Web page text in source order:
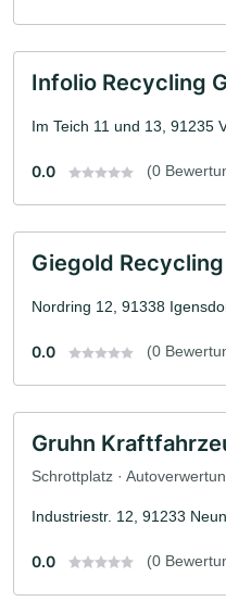
Infolio Recycling
Im Teich 11 und 13, 91235
0.0 (0
Giegold
Nordring 12, 91338
0.0 (0
Gruhn
Schrottplatz ·
Industriestr. 12, 91233
0.0 (0